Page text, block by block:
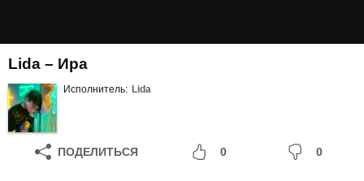
Lida – Ира
Исполнитель: Lida
ПОДЕЛИТЬСЯ 0 0